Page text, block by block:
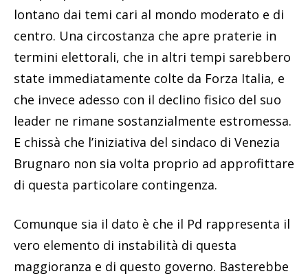
lontano dai temi cari al mondo moderato e di
centro. Una circostanza che apre praterie in
termini elettorali, che in altri tempi sarebbero
state immediatamente colte da Forza Italia, e
che invece adesso con il declino fisico del suo
leader ne rimane sostanzialmente estromessa.
E chissà che l’iniziativa del sindaco di Venezia
Brugnaro non sia volta proprio ad approfittare
di questa particolare contingenza.
Comunque sia il dato è che il Pd rappresenta il
vero elemento di instabilità di questa
maggioranza e di questo governo. Basterebbe